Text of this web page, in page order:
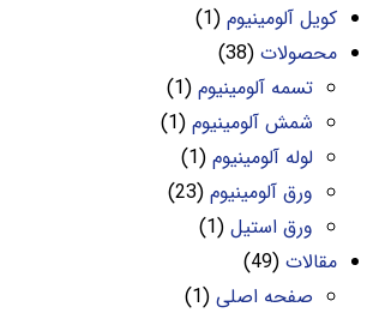
کویل آلومینیوم (1)
محصولات (38)
تسمه آلومینیوم (1)
شمش آلومینیوم (1)
لوله آلومینیوم (1)
ورق آلومینیوم (23)
ورق استیل (1)
مقالات (49)
صفحه اصلی (1)